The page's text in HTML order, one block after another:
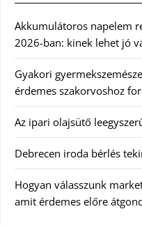
Akkumulátoros napelem
2026-ban: kinek lehet jó
Gyakori
érdemes szakorvoshoz
Az ipari olajsütő
Debrecen iroda bérlés
Hogyan válasszunk
amit érdemes előre